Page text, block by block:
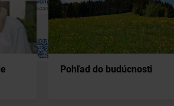
Pohľad do budúcnosti